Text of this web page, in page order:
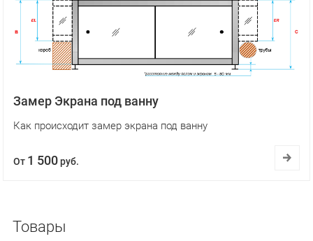
Замер Экрана под ванну
Как происходит замер экрана под ванну
От 1 500руб.
Товары